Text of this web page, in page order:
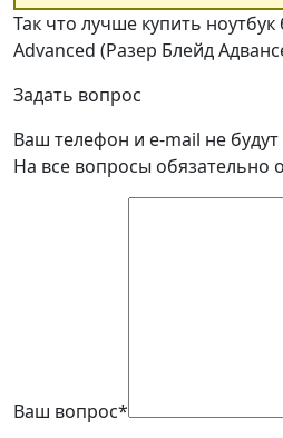
Так что лучше купить ноутбук
Advanced (Разер Блейд
Задать вопрос
Ваш телефон и e-mail не будут
На все вопросы обязательно
Ваш вопрос*